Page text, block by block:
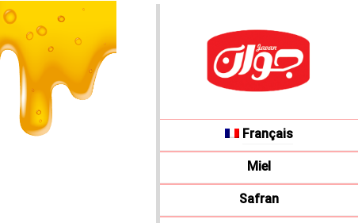
Français
Miel
Safran